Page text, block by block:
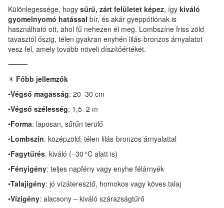
Különlegessége, hogy sűrű, zárt felületet képez, így kiváló
gyomelnyomó hatással bír, és akár gyeppótlónak is
használható ott, ahol fű nehezen él meg. Lombszíne friss zöld
tavasztól őszig, télen gyakran enyhén lilás-bronzos árnyalatot
vesz fel, amely tovább növeli díszítőértékét.
⸻
✴️ Főbb jellemzők
•Végső magasság: 20–30 cm
•Végső szélesség: 1,5–2 m
•Forma: laposan, sűrűn terülő
•Lombszín: középzöld; télen lilás-bronzos árnyalattal
•Fagytűrés: kiváló (–30 °C alatt is)
•Fényigény: teljes napfény vagy enyhe félárnyék
•Talajigény: jó vízáteresztő, homokos vagy köves talaj
•Vízigény: alacsony – kiváló szárazságtűrő